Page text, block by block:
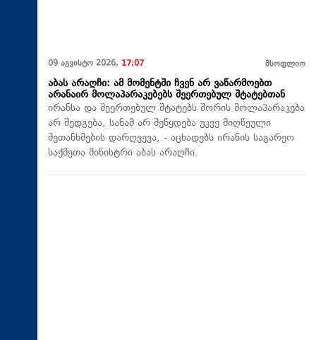
09 აგვისტო 2026, 17:07 მსოფლიო
აბას არაღჩი: ამ მომენტში ჩვენ არ ვაწარმოებთ
არანაირ მოლაპარაკებებს შეერთებულ შტატებთან
ირანსა და შეერთებულ შტატებს შორის მოლაპარაკება
არ შედგება, სანამ არ შეწყდება უკვე მიღწეული
შეთანხმების დარღვევა, - აცხადებს ირანის საგარეო
საქმეთა მინისტრი აბას არაღჩი.